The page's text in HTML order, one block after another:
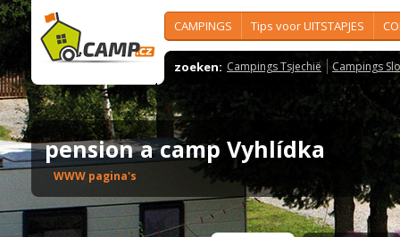
CAMPINGS Tips voor UITSTAPJES
zoeken: Campings Tsjechië Campings
pension a camp Vyhlídka
WWW pagina's